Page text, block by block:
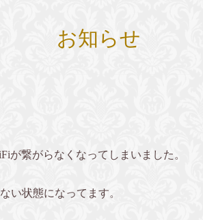
お知らせ
が繋がらなくなってしまいました。
い状態になってます。